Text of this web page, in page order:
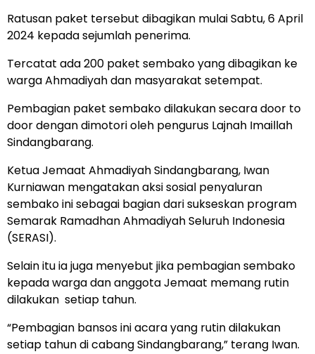
Ratusan paket tersebut dibagikan mulai Sabtu, 6 April
2024 kepada sejumlah penerima.
Tercatat ada 200 paket sembako yang dibagikan ke
warga Ahmadiyah dan masyarakat setempat.
Pembagian paket sembako dilakukan secara door to
door dengan dimotori oleh pengurus Lajnah Imaillah
Sindangbarang.
Ketua Jemaat Ahmadiyah Sindangbarang, Iwan
Kurniawan mengatakan aksi sosial penyaluran
sembako ini sebagai bagian dari sukseskan program
Semarak Ramadhan Ahmadiyah Seluruh Indonesia
(SERASI).
Selain itu ia juga menyebut jika pembagian sembako
kepada warga dan anggota Jemaat memang rutin
dilakukan setiap tahun.
“Pembagian bansos ini acara yang rutin dilakukan
setiap tahun di cabang Sindangbarang,” terang Iwan.